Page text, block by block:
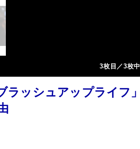
3枚目／3枚中
ッシュアップライフ」